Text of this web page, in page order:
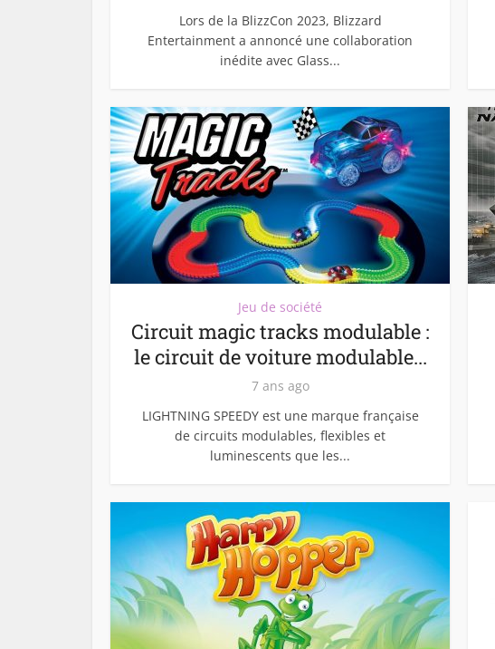
Lors de la BlizzCon 2023, Blizzard
Entertainment a annoncé une collaboration
inédite avec Glass...
Jeu de société
Circuit magic tracks modulable :
le circuit de voiture modulable...
7 ans ago
LIGHTNING SPEEDY est une marque française
de circuits modulables, flexibles et
luminescents que les...